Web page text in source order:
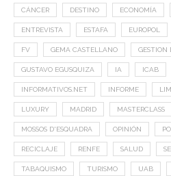
CÁNCER DESTINO ECONOMÍA
ENTREVISTA ESTAFA EUROPOL
FV GEMA CASTELLANO GESTION
GUSTAVO EGUSQUIZA IA ICAB
INFORMATIVOS.NET INFORME
LUXURY MADRID MASTERCLASS
MOSSOS D'ESQUADRA OPINIÓN
RECICLAJE RENFE SALUD
TABAQUISMO TURISMO UAB